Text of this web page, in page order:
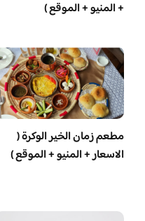
+ المنيو + الموقع )
مطعم زمان الخير الوكرة (
الاسعار + المنيو + الموقع )